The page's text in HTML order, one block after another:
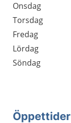
Onsdag
Torsdag
Fredag
Lördag
Söndag
Öppettider